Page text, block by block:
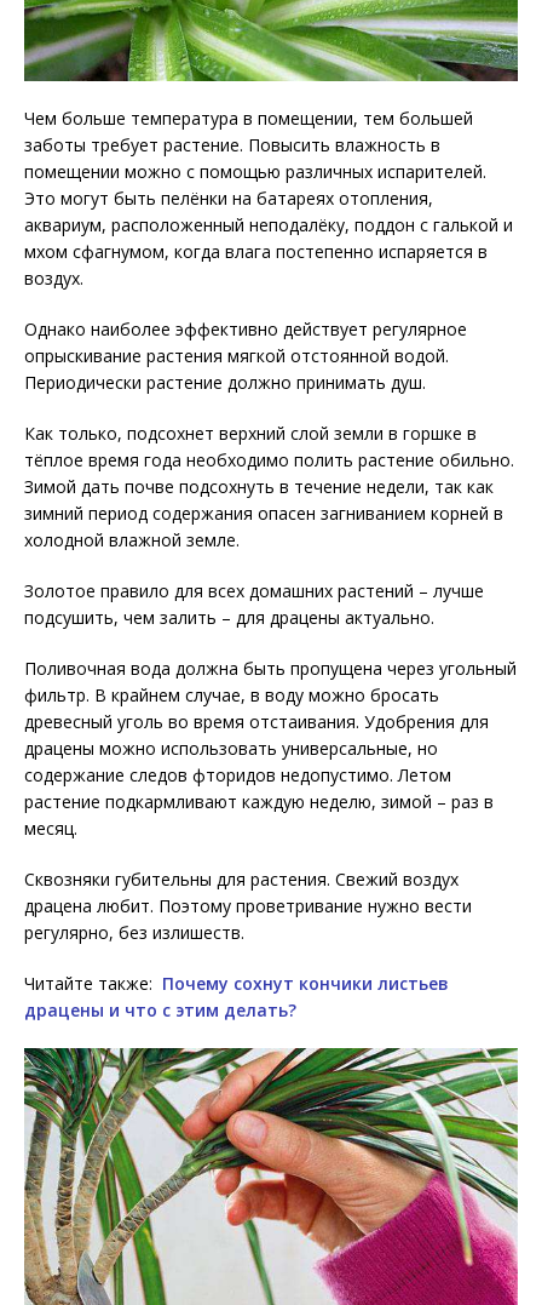
Чем больше температура в помещении, тем большей
заботы требует растение. Повысить влажность в
помещении можно с помощью различных испарителей.
Это могут быть пелёнки на батареях отопления,
аквариум, расположенный неподалёку, поддон с галькой и
мхом сфагнумом, когда влага постепенно испаряется в
воздух.
Однако наиболее эффективно действует регулярное
опрыскивание растения мягкой отстоянной водой.
Периодически растение должно принимать душ.
Как только, подсохнет верхний слой земли в горшке в
тёплое время года необходимо полить растение обильно.
Зимой дать почве подсохнуть в течение недели, так как
зимний период содержания опасен загниванием корней в
холодной влажной земле.
Золотое правило для всех домашних растений – лучше
подсушить, чем залить – для драцены актуально.
Поливочная вода должна быть пропущена через угольный
фильтр. В крайнем случае, в воду можно бросать
древесный уголь во время отстаивания. Удобрения для
драцены можно использовать универсальные, но
содержание следов фторидов недопустимо. Летом
растение подкармливают каждую неделю, зимой – раз в
месяц.
Сквозняки губительны для растения. Свежий воздух
драцена любит. Поэтому проветривание нужно вести
регулярно, без излишеств.
Читайте также: Почему сохнут кончики листьев
драцены и что с этим делать?